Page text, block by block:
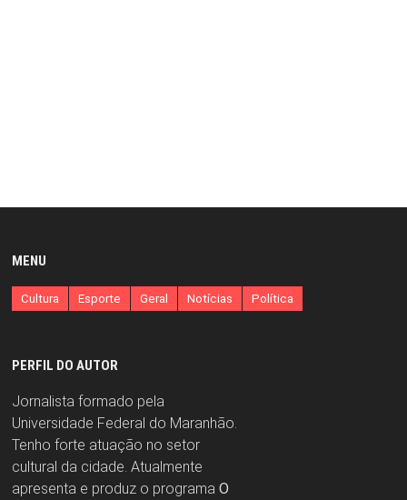
MENU
Cultura Esporte Geral Notícias Política
PERFIL DO AUTOR
Jornalista formado pela
Universidade Federal do Maranhão.
Tenho forte atuação no setor
cultural da cidade. Atualmente
apresenta e produz o programa O